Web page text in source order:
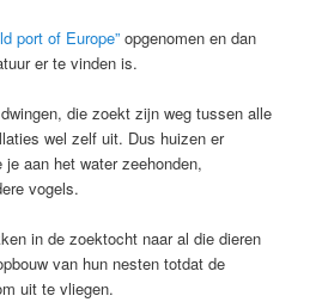
port of Europe” opgenomen en dan
er te vinden is.
die zoekt zijn weg tussen alle
wel zelf uit. Dus huizen er
aan het water zeehonden,
vogels.
in de zoektocht naar al die dieren
van hun nesten totdat de
uit te vliegen.